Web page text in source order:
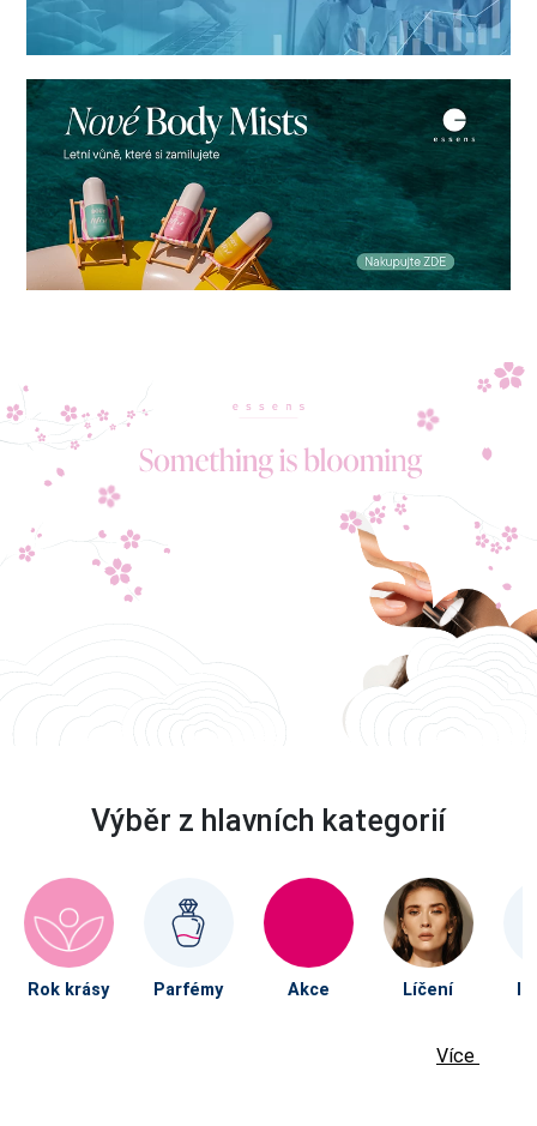
Výběr z hlavních kategorií
Rok krásy Parfémy Akce Líčení
Více